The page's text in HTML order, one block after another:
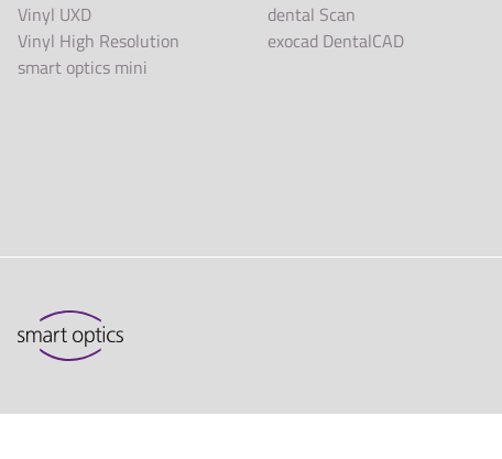
Vinyl UXD
Vinyl High Resolution
smart optics mini
dental Scan
exocad DentalCAD